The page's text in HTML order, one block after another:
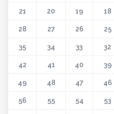
18
19
20
21
25
26
27
28
32
33
34
35
39
40
41
42
46
47
48
49
53
54
55
56